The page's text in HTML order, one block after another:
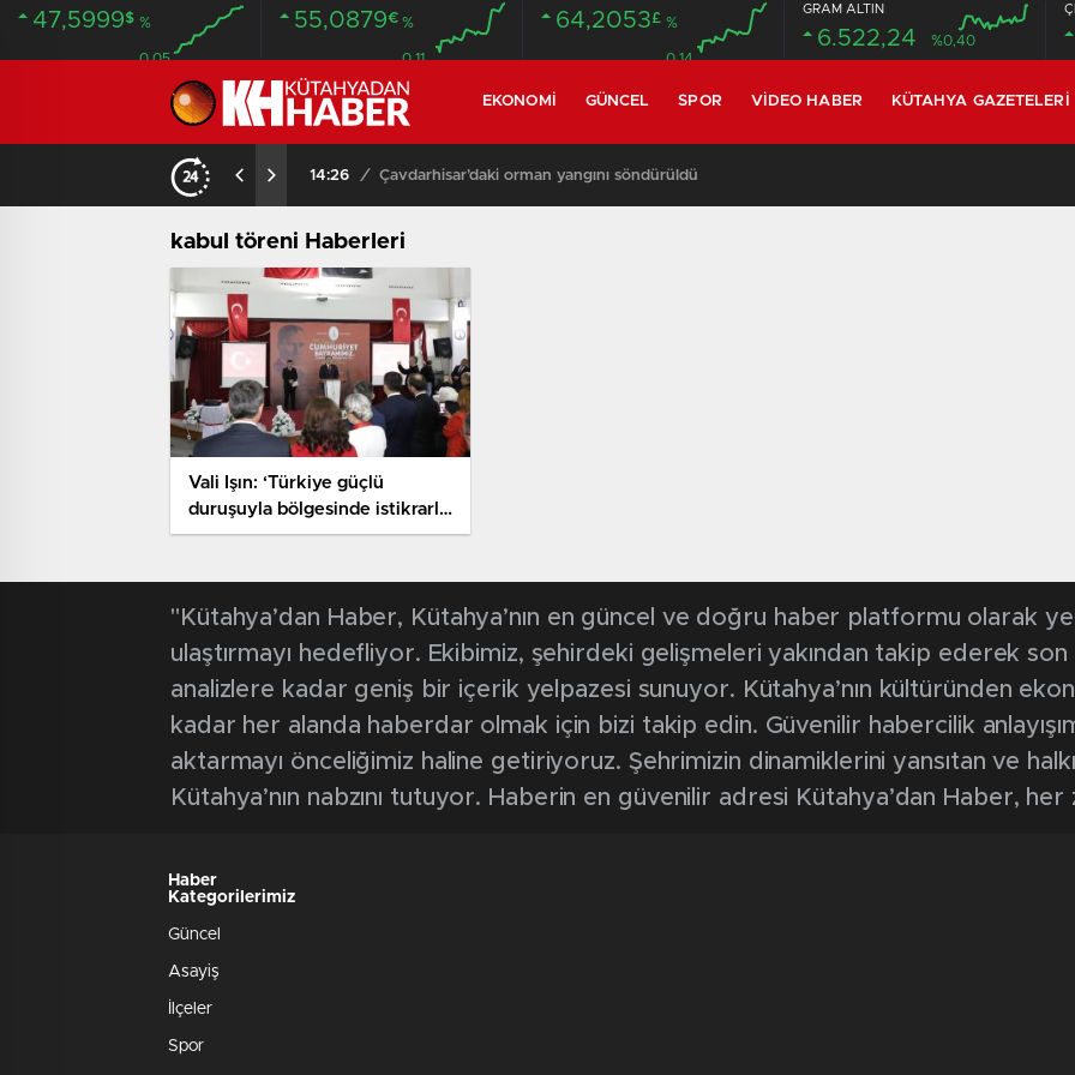
47,5999$ %
0.05
55,0879€ %
0.11
64,2053£ %
0.14
GRAM ALTIN
6.522,24 %0,40
EKONOMI GÜNCEL SPOR VIDEO HABER KÜTAHYA GAZETELERI
14:26 / Çavdarhisar’daki orman yangını söndürüldü
kabul töreni Haberleri
Vali Işın: ‘Türkiye güçlü
duruşuyla bölgesinde istikrarlı
bir konumdadır’
"Kütahya’dan Haber, Kütahya’nın en güncel ve doğru haber platformu olarak
ulaştırmayı hedefliyor. Ekibimiz, şehirdeki gelişmeleri yakından takip ederek
analizlere kadar geniş bir içerik yelpazesi sunuyor. Kütahya’nın kültüründen
kadar her alanda haberdar olmak için bizi takip edin. Güvenilir habercilik
aktarmayı önceliğimiz haline getiriyoruz. Şehrimizin dinamiklerini yansıtan ve
Kütahya’nın nabzını tutuyor. Haberin en güvenilir adresi Kütahya’dan Haber, her
Haber
Kategorilerimiz
Güncel
Asayiş
İlçeler
Spor